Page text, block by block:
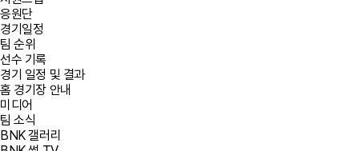
응원단
경기일정
팀 순위
선수 기록
경기 일정 및 결과
홈 경기장 안내
미디어
팀 소식
BNK 갤러리